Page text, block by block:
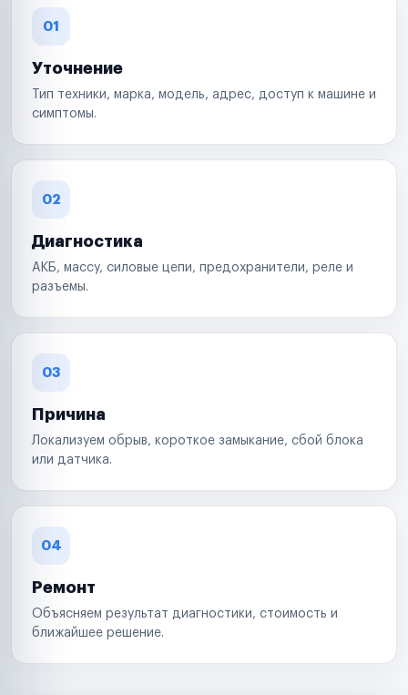
01
Уточнение
Тип техники, марка, модель, адрес, доступ к машине и
симптомы.
02
Диагностика
АКБ, массу, силовые цепи, предохранители, реле и
разъемы.
03
Причина
Локализуем обрыв, короткое замыкание, сбой блока
или датчика.
04
Ремонт
Объясняем результат диагностики, стоимость и
ближайшее решение.